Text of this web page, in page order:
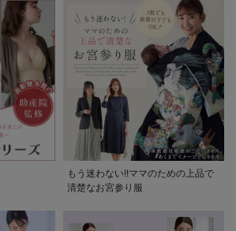
もう迷わない!!ママのための上品で
清楚なお宮参り服